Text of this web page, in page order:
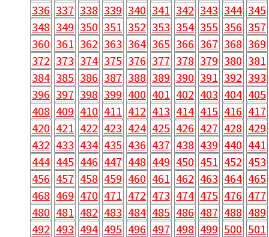
336 337 338 339 340 341 342 343 344 345
348 349 350 351 352 353 354 355 356 357
360 361 362 363 364 365 366 367 368 369
372 373 374 375 376 377 378 379 380 381
384 385 386 387 388 389 390 391 392 393
396 397 398 399 400 401 402 403 404 405
408 409 410 411 412 413 414 415 416 417
420 421 422 423 424 425 426 427 428 429
432 433 434 435 436 437 438 439 440 441
444 445 446 447 448 449 450 451 452 453
456 457 458 459 460 461 462 463 464 465
468 469 470 471 472 473 474 475 476 477
480 481 482 483 484 485 486 487 488 489
492 493 494 495 496 497 498 499 500 501